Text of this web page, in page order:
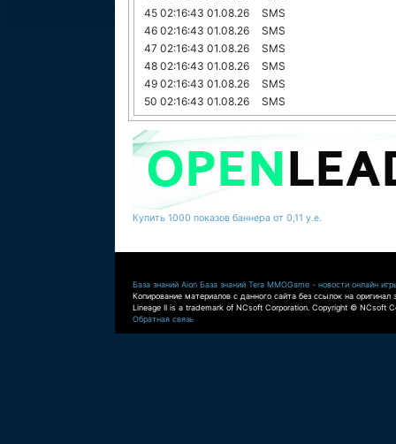
45 02:16:43 01.08.26
SMS
46 02:16:43 01.08.26
SMS
47 02:16:43 01.08.26
SMS
48 02:16:43 01.08.26
SMS
49 02:16:43 01.08.26
SMS
50 02:16:43 01.08.26 SMS
Купить 1000 показов баннера от 0,11 у.е.
База знаний Aion База знаний Tera MMOGame - новости онлайн
Копирование материалов с данного сайта без ссылок на оригинал
Lineage II is a trademark of NCsoft Corporation. Copyright © NCsoft
Обратная связь